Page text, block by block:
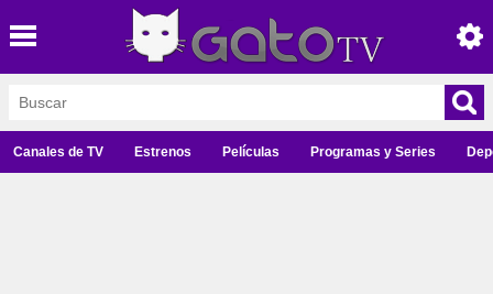
Canales de TV Estrenos Películas Programas y Series